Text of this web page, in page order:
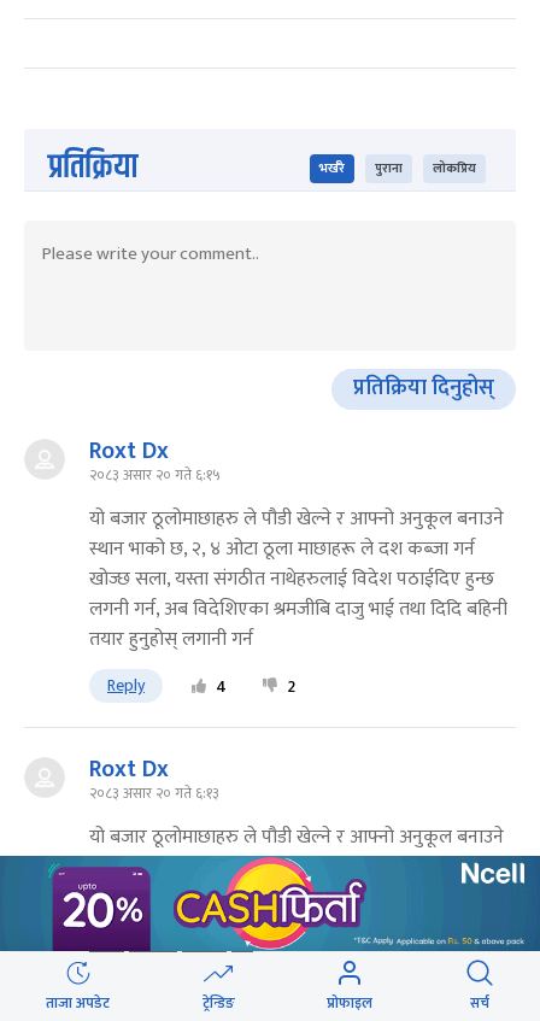
प्रतिक्रिया भर्खरै पुराना लोकप्रिय
प्रतिक्रिया दिनुहोस्
Roxt Dx
२०८३ असार २० गते ६:१५
यो बजार ठूलोमाछाहरु ले पौडी खेल्ने र आफ्नो अनुकूल बनाउने
स्थान भाको छ, २, ४ ओटा ठूला माछाहरू ले दश कब्जा गर्न
खोज्छ सला, यस्ता संगठीत नाथेहरुलाई विदेश पठाईदिए हुन्छ
लगनी गर्न, अब विदेशिएका श्रमजीबि दाजु भाई तथा दिदि बहिनी
तयार हुनुहोस् लगानी गर्न
Reply 4 2
Roxt Dx
२०८३ असार २० गते ६:१३
यो बजार ठूलोमाछाहरु ले पौडी खेल्ने र आफ्नो अनुकूल बनाउने
स्थान भाको छ, २, ४ ओटा ठूला माछाहरू ले दश कब्जा गर्न
खोज्छ सला, यस्ता संगठीत नाथेहरुलाई विदेश पठाईदिए हुन्छ
लगनी गर्न, अब विदेशिएका श्रमजीबि दाजु भाई तथा दिदि बहिनी
तयार हुनुहोस् लगानी गर्न
Reply 3
ताजा अपडेट ट्रेन्डिङ प्रोफाइल सर्च